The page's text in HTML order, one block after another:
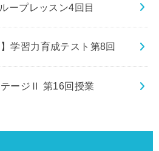
ープレッスン4回目
学習力育成テスト第8回
テージⅡ 第16回授業